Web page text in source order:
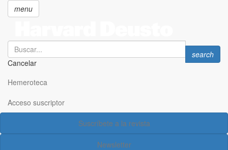
principal
menu
Search
Cancelar
Search
search
Hemeroteca
Acceso suscriptor
Suscríbete a la revista
Newsletter
Acceso suscriptor